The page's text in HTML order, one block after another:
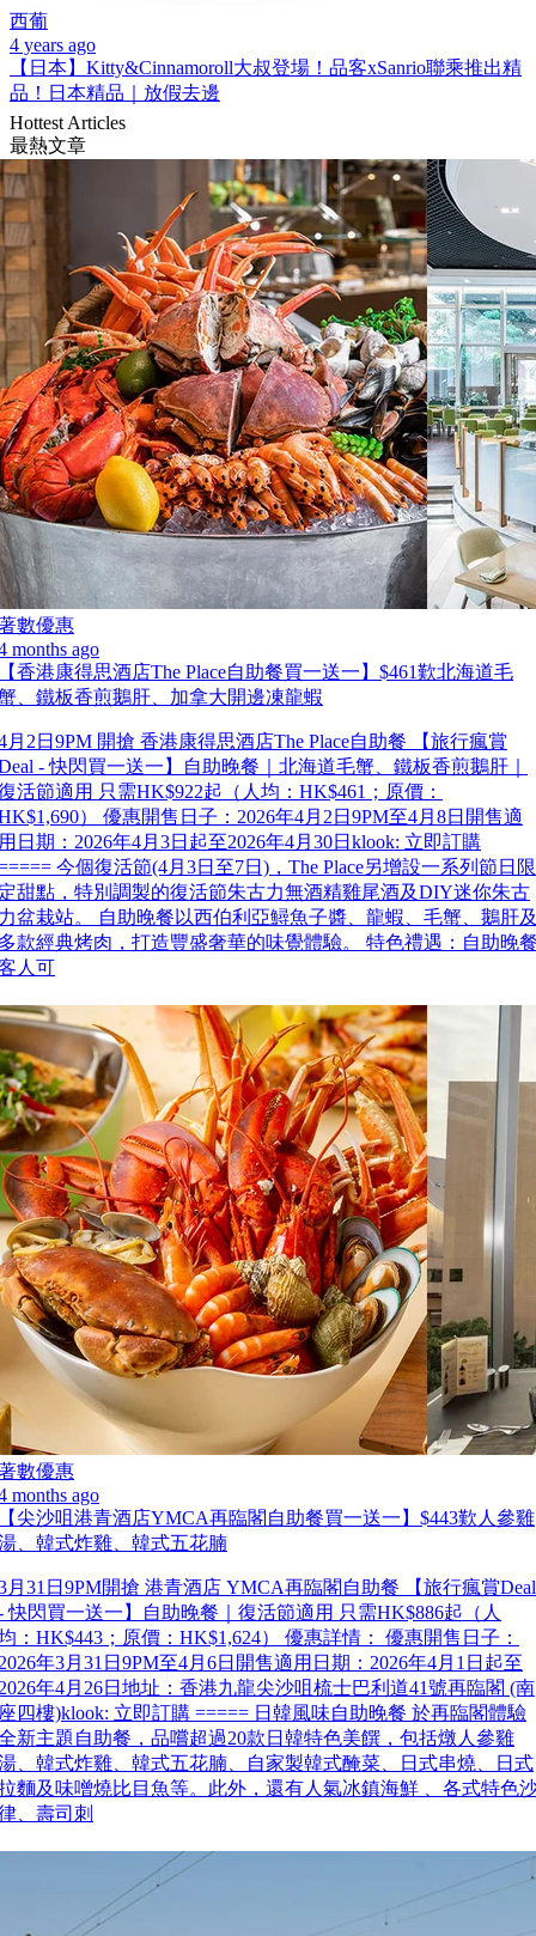
西葡
4 years ago
【日本】Kitty&Cinnamoroll大叔登場！品客xSanrio聯乘推出精
品！日本精品｜放假去邊
Hottest Articles
最熱文章
數優惠
months ago
香港康得思酒店The Place自助餐買一送一】$461歎北海道毛
、鐵板香煎鵝肝、加拿大開邊凍龍蝦
月2日9PM 開搶 香港康得思酒店The Place自助餐 【旅行瘋賞
- 快閃買一送一】自助晚餐｜北海道毛蟹、鐵板香煎鵝肝｜
活節適用 只需HK$922起（人均：HK$461；原價：
） 優惠開售日子：2026年4月2日9PM至4月8日開售適
日期：2026年4月3日起至2026年4月30日klook: 立即訂購
今個復活節(4月3日至7日)，The Place另增設一系列節日限
甜點，特別調製的復活節朱古力無酒精雞尾酒及DIY迷你朱古
盆栽站。 自助晚餐以西伯利亞鱘魚子醬、龍蝦、毛蟹、鵝肝
款經典烤肉，打造豐盛奢華的味覺體驗。 特色禮遇：自助晚
人可
數優惠
months ago
尖沙咀港青酒店YMCA再臨閣自助餐買一送一】$443歎人參雞
、韓式炸雞、韓式五花腩
月31日9PM開搶 港青酒店 YMCA再臨閣自助餐 【旅行瘋賞Deal
快閃買一送一】自助晚餐｜復活節適用 只需HK$886起（人
：HK$443；原價：HK$1,624） 優惠詳情： 優惠開售日子：
年3月31日9PM至4月6日開售適用日期：2026年4月1日起至
年4月26日地址：香港九龍尖沙咀梳士巴利道41號再臨閣 (南
四樓)klook: 立即訂購 ===== 日韓風味自助晚餐 於再臨閣體驗
新主題自助餐，品嚐超過20款日韓特色美饌，包括燉人參雞
、韓式炸雞、韓式五花腩、自家製韓式醃菜、日式串燒、日式
麵及味噌燒比目魚等。此外，還有人氣冰鎮海鮮 、各式特色
、壽司刺